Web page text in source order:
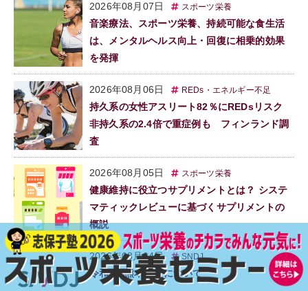
2026年08月07日 スポーツ栄養
音楽療法、スポーツ栄養、持続可能な食生活
は、メンタルヘルス向上・回復に相乗的効果
を発揮
2026年08月06日 REDs・エネルギー不足
持久系の女性アスリート82％にREDsリスク
非持久系の2.4倍で重症例も フィンランド調
査
2026年08月05日 スポーツ栄養
健康維持に役立つサプリメントとは？ システ
マティックレビューに基づくサプリメントの
概説
2026年08月04日 SNDJ
令和8年熊本地震について